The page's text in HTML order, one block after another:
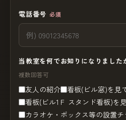
電話番号 必須
当教室を何でお知りになりました
複数回答可
友人の紹介
看板(ビル窓)を見
看板(ビル1Ｆ スタンド看板)を
カラオケ・ボックス等の設置チ